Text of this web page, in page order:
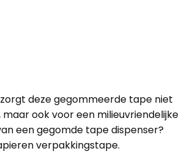
deze gegommeerde tape niet
ook voor een milieuvriendelijke
een gegomde tape dispenser?
verpakkingstape.